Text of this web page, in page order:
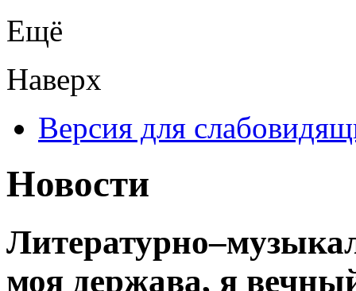
Ещё
Наверх
Версия для
Новости
моя держава, я